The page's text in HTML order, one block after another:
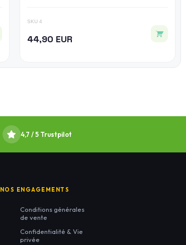
SKU 4
44,90 EUR
4,7 / 5 Trustpilot
NOS ENGAGEMENTS
Conditions générales
de vente
Confidentialité & Vie
privée